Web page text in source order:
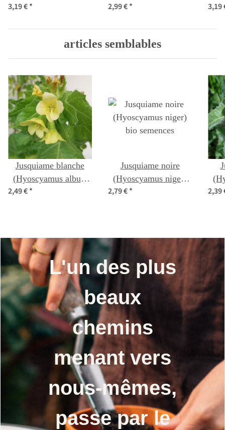
3,19 €*
bio semences
2,99 €* 3,19
articles semblables
Jusquiame blanche
(Hyoscyamus albus)
2,49 €*
Jusquiame noire
(Hyoscyamus niger)
bio semences
2,79 €* 2,39
L'un des plus
beaux
chemins
menant vers
nous-mêmes,
passe par le